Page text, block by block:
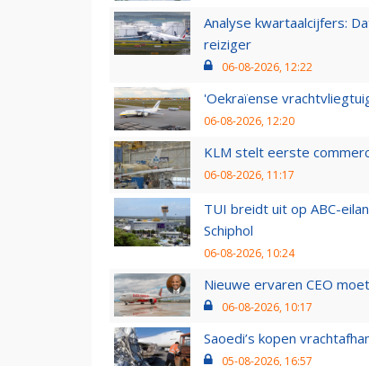
Analyse kwartaalcijfers:
reiziger
06-08-2026, 12:22
'Oekraïense
06-08-2026, 12:20
KLM stelt eerste
06-08-2026, 11:17
TUI breidt uit op ABC-
Schiphol
06-08-2026, 10:24
Nieuwe ervaren CEO
06-08-2026, 10:17
Saoedi’s kopen
05-08-2026, 16:57